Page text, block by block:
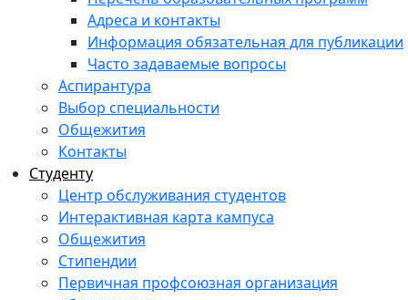
Адреса и контакты
Информация обязательная для публикации
Часто задаваемые вопросы
Аспирантура
Выбор специальности
Общежития
Контакты
Студенту
Центр обслуживания студентов
Интерактивная карта кампуса
Общежития
Стипендии
Первичная профсоюзная организация